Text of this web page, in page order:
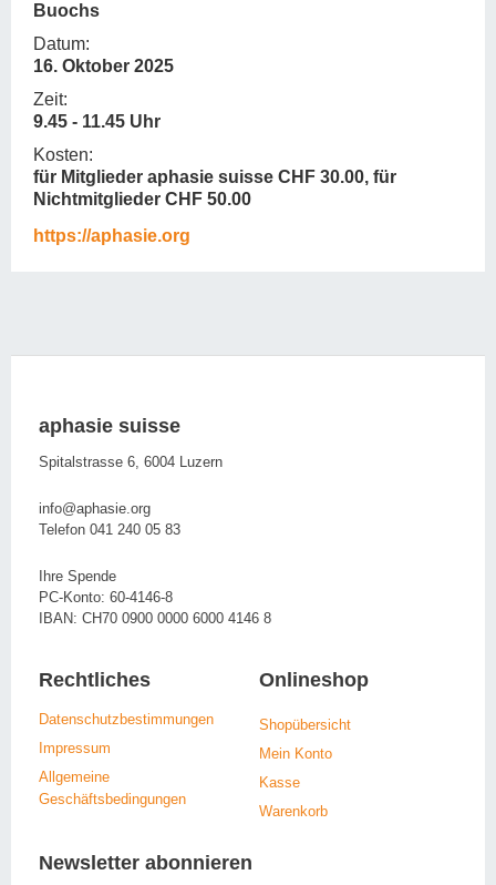
Buochs
Datum:
16. Oktober 2025
Zeit:
9.45 - 11.45 Uhr
Kosten:
für Mitglieder aphasie suisse CHF 30.00, für
Nichtmitglieder CHF 50.00
https://aphasie.org
aphasie suisse
Spitalstrasse 6, 6004 Luzern
info@aphasie.org
Telefon 041 240 05 83
Ihre Spende
PC-Konto: 60-4146-8
IBAN: CH70 0900 0000 6000 4146 8
Rechtliches
Datenschutzbestimmungen
Impressum
Allgemeine
Geschäftsbedingungen
Onlineshop
Shopübersicht
Mein Konto
Kasse
Warenkorb
Newsletter abonnieren